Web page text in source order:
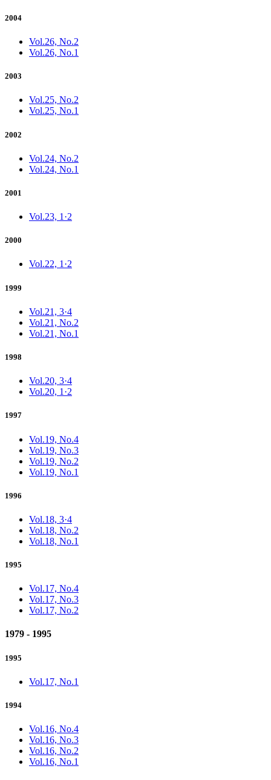
2004
Vol.26, No.2
Vol.26, No.1
2003
Vol.25, No.2
Vol.25, No.1
2002
Vol.24, No.2
Vol.24, No.1
2001
Vol.23, 1·2
2000
Vol.22, 1·2
1999
Vol.21, 3·4
Vol.21, No.2
Vol.21, No.1
1998
Vol.20, 3·4
Vol.20, 1·2
1997
Vol.19, No.4
Vol.19, No.3
Vol.19, No.2
Vol.19, No.1
1996
Vol.18, 3·4
Vol.18, No.2
Vol.18, No.1
1995
Vol.17, No.4
Vol.17, No.3
Vol.17, No.2
1979 - 1995
1995
Vol.17, No.1
1994
Vol.16, No.4
Vol.16, No.3
Vol.16, No.2
Vol.16, No.1